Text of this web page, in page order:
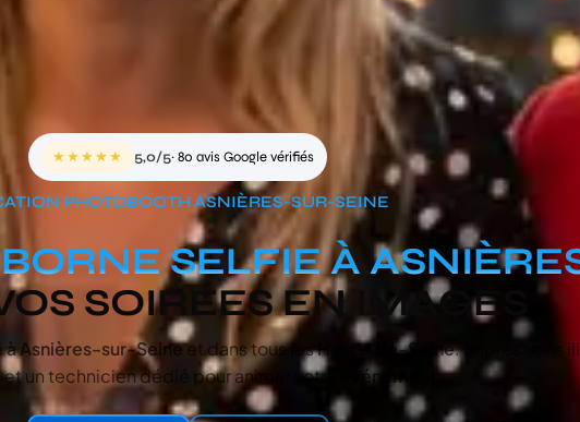
★★★★★ 5,0/5· 80 avis Google vérifiés
PHOTOBOOTH ASNIÈRES-SUR-SEINE
BORNE SELFIE À
SOIRÉES EN IMAGES
à Asnières-sur-Seineet dans tous lesHauts-de-Seine. Impressions
un technicien dédié pour animer votre
événement .